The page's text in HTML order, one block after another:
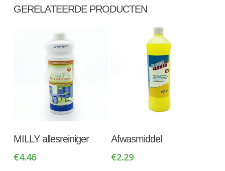
GERELATEERDE PRODUCTEN
Winkelwagen
MILLY allesreiniger
€4.46
Winkelwagen
Afwasmiddel
€2.29